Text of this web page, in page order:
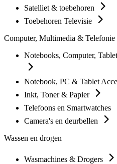
Satelliet & toebehoren
Toebehoren Televisie
Computer, Multimedia & Telefonie
Notebooks, Computer,
Notebook, PC & Tablet
Inkt, Toner & Papier
Telefoons en Smartwatches
Camera's en deurbellen
Wassen en drogen
Wasmachines & Drogers